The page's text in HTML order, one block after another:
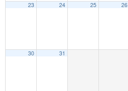
23 24 25 26
30 31